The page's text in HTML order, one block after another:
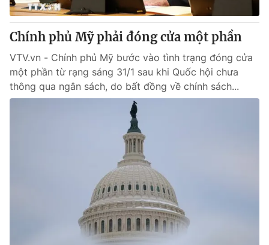
cấp ngày 29/12/2023
Tổng Biên tập:Vũ Thanh Thủy
Phó Tổng Biên tập:Nguyễn Thị Mỹ Hạnh, Phạm Quốc Thắng,
Nguyễn Trọng Ninh
Tổng đài VTV: 024.38 355 931 - 024.38 355 932
Ðiện thoại Thời báo VTV: 024.66 897 897
Email:toasoan@vtv.vn
024-7300.7108
Chính phủ Mỹ phải đóng cửa một phần
VTV.vn - Chính phủ Mỹ bước vào tình trạng đóng cửa
một phần từ rạng sáng 31/1 sau khi Quốc hội chưa
thông qua ngân sách, do bất đồng về chính sách...